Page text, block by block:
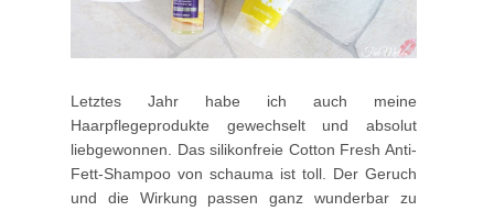
Letztes Jahr habe ich auch meine
Haarpflegeprodukte gewechselt und absolut
liebgewonnen. Das silikonfreie Cotton Fresh Anti-
Fett-Shampoo von schauma ist toll. Der Geruch
und die Wirkung passen ganz wunderbar zu